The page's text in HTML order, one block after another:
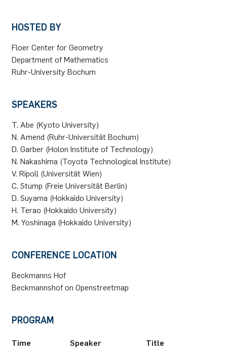
HOSTED BY
Floer Center for Geometry
Department of Mathematics
Ruhr-University Bochum
SPEAKERS
T. Abe (Kyoto University)
N. Amend (Ruhr-Universität Bochum)
D. Garber (Holon Institute of Technology)
N. Nakashima (Toyota Technological Institute)
V. Ripoll (Universität Wien)
C. Stump (Freie Universität Berlin)
D. Suyama (Hokkaido University)
H. Terao (Hokkaido University)
M. Yoshinaga (Hokkaido University)
CONFERENCE LOCATION
Beckmanns Hof
Beckmannshof on Openstreetmap
PROGRAM
Time Speaker
Title
Computer Programs
Calendar
Annika Schulte
Kim Fenrich
Laura Geldermann
Dorothea Plätz
Farhad Razeghpour
Dr. Benjamin Schulz-Rosenberger
Andreas Schwenk
Rahul Raphael Kanekar
Marius Kroll
Sebastian Kühnert
Thomas Lam
Zoe Kristin Lange
Bufan Li
Robin Solinus
Presse
Servicezentrum/SZMA
Chancengleichheit
Bibliothek
Förderverein
International Studies